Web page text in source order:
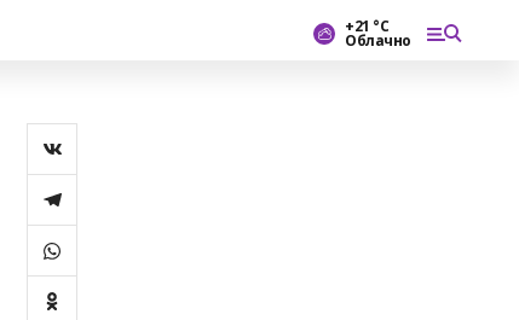
+21 °С
Облачно